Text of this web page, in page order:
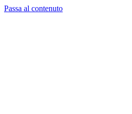
Passa al contenuto